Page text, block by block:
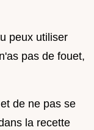
peux utiliser
pas de fouet,
de ne pas se
la recette